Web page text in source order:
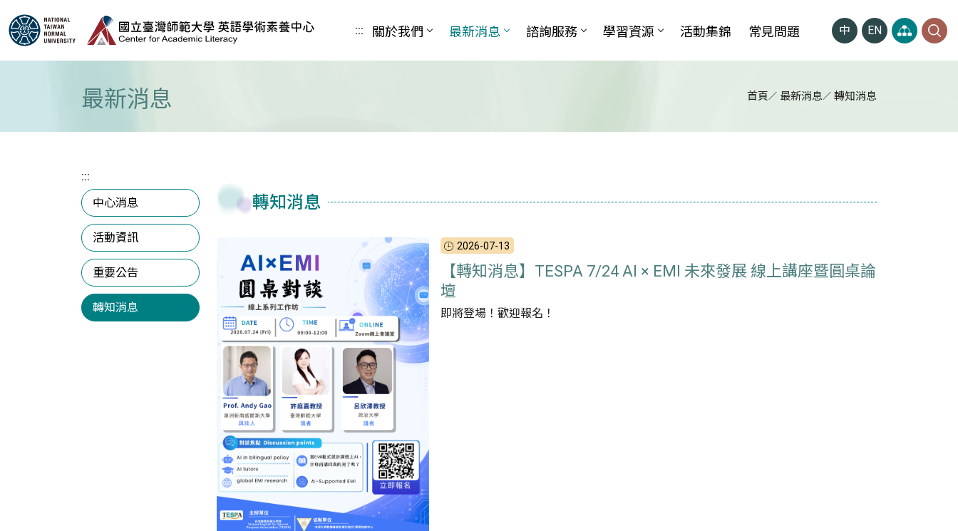
跳到主要內容區塊
:::
關於我們 最新消息 諮詢服務 學習資源 活動集錦 常見問題 中 EN
最新消息 首頁 最新消息 轉知消息
:::
中心消息
活動資訊
重要公告
轉知消息
轉知消息
2026-07-13
【轉知消息】TESPA 7/24 AI × EMI 未來發展 線上講座暨圓桌論
壇
即將登場！歡迎報名！